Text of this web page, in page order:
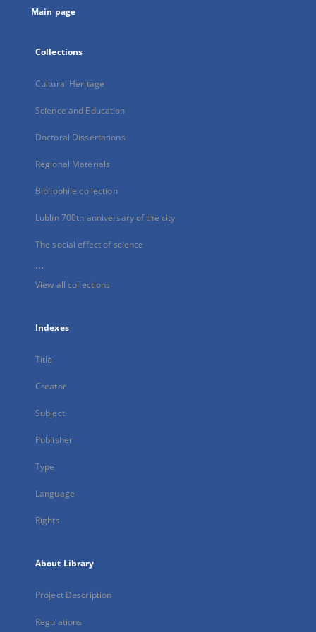
Main page
Collections
Cultural Heritage
Science and Education
Doctoral Dissertations
Regional Materials
Bibliophile collection
Lublin 700th anniversary of the city
The social effect of science
...
View all collections
Indexes
Title
Creator
Subject
Publisher
Type
Language
Rights
About Library
Project Description
Regulations